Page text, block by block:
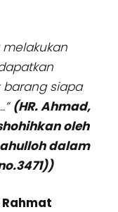
barang siapa
(HR. Ahmad,
oleh
dalam